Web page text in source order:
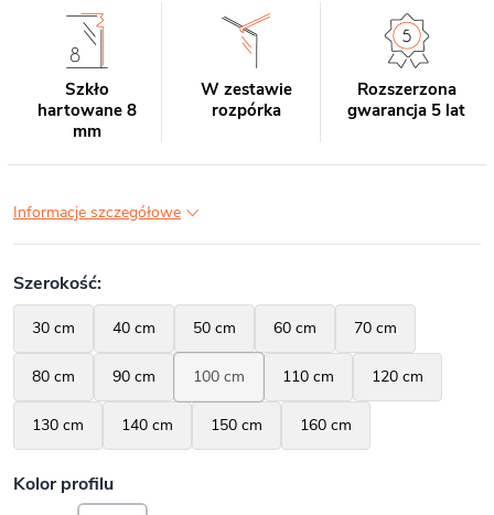
Szkło
hartowane 8
mm
W zestawie
rozpórka
Rozszerzona
gwarancja 5 lat
Informacje szczegółowe